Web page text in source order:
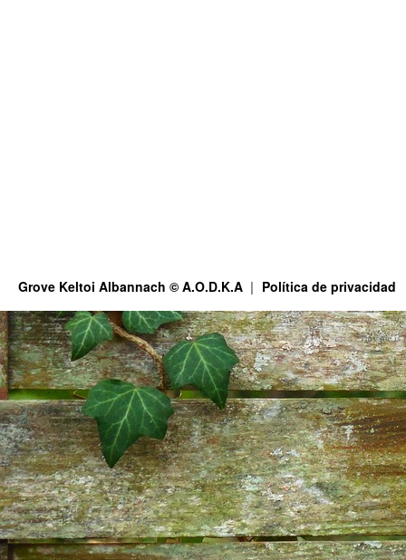
Grove Keltoi Albannach © A.O.D.K.A Política de privacidad
This site is